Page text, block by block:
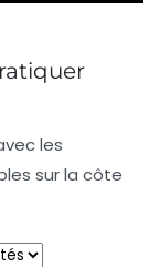
les
sur la côte